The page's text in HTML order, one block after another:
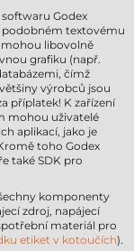
Godex
podobném textovému
libovolně
grafiku (např.
čímž
výrobců jsou
příplatek! K zařízení
mohou uživatelé
aplikací, jako je
toho Godex
také SDK pro
komponenty
zdroj, napájecí
materiál pro
etiket v kotoučích).